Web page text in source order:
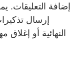
إضافة التعليقات.
إرسال
النهائية أو